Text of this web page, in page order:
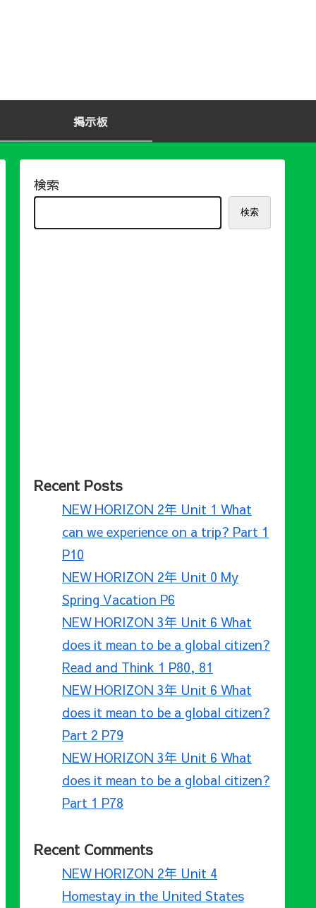
掲示板
検索
検索
Recent Posts
NEW HORIZON 2年 Unit 1 What
can we experience on a trip? Part 1
P10
NEW HORIZON 2年 Unit 0 My
Spring Vacation P6
NEW HORIZON 3年 Unit 6 What
does it mean to be a global citizen?
Read and Think 1 P80, 81
NEW HORIZON 3年 Unit 6 What
does it mean to be a global citizen?
Part 2 P79
NEW HORIZON 3年 Unit 6 What
does it mean to be a global citizen?
Part 1 P78
Recent Comments
NEW HORIZON 2年 Unit 4
Homestay in the United States